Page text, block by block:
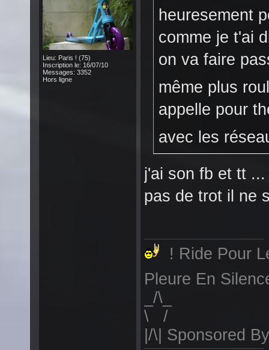
Lieu: Paris ! (75)
Inscription le: 16/07/10
Messages: 3352
Hors ligne
heuresement
comme je t'ai
on va faire
même plus
appelle pour
avec les
j'ai son fb et tt
pas de trot il ne
! Ride Pour
Pleure En
_/
\
|/\| Sponsored